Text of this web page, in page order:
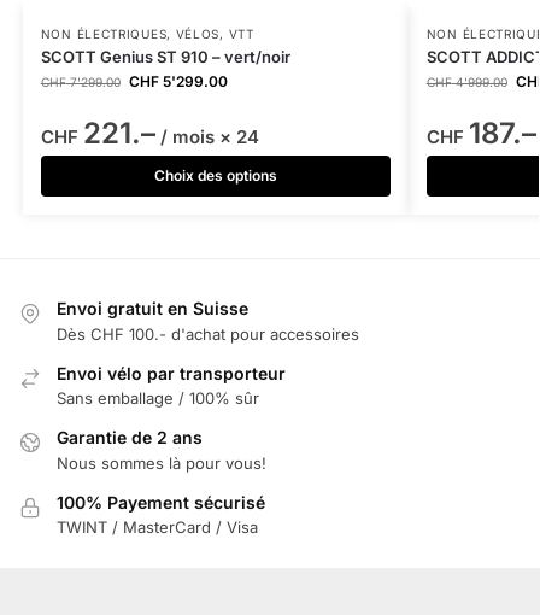
NON ÉLECTRIQUES, VÉLOS, VTT
SCOTT Genius ST 910 – vert/noir
CHF7'299.00 CHF5'299.00
CHF 221.–/ mois × 24
Choix des options
NON
SCOTT
CHF4'999.00
CHF 187.–
Envoi gratuit en Suisse
Dès CHF 100.- d'achat pour accessoires
Envoi vélo par transporteur
Sans emballage / 100% sûr
Garantie de 2 ans
Nous sommes là pour vous!
100% Payement sécurisé
TWINT / MasterCard / Visa